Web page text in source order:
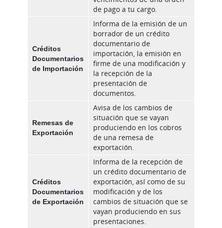
de pago a tu cargo.
Créditos
Documentarios
de Importación
Informa de la emisión de un
borrador de un crédito
documentario de
importación, la emisión en
firme de una modificación y
la recepción de la
presentación de
documentos.
Remesas de
Exportación
Avisa de los cambios de
situación que se vayan
produciendo en los cobros
de una remesa de
exportación.
Créditos
Documentarios
de Exportación
Informa de la recepción de
un crédito documentario de
exportación, así como de su
modificación y de los
cambios de situación que se
vayan produciendo en sus
presentaciones.